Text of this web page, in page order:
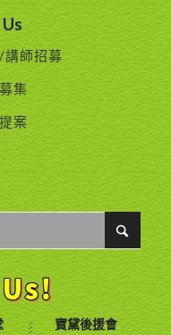
講師招募
集
案
寶黛後援會